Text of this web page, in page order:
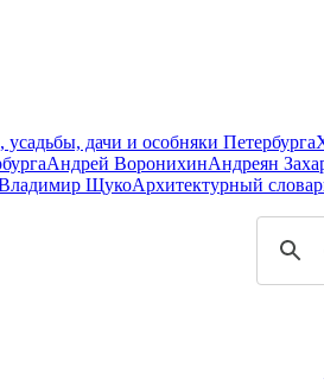
усадьбы, дачи и особняки Петербурга
Андрей ВоронихинАндреян
ЩукоАрхитектурный